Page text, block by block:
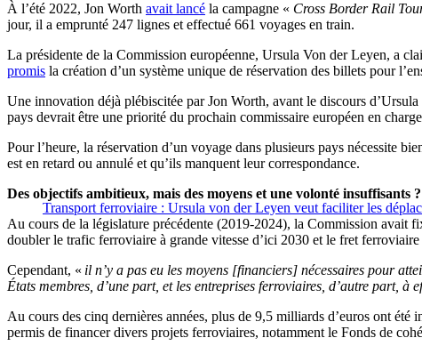
À l’été 2022, Jon Worth avait lancé la campagne « Cross Border Rail
jour, il a emprunté 247 lignes et effectué 661 voyages en train.
La présidente de la Commission européenne, Ursula Von der Leyen, a
promis la création d’un système unique de réservation des billets pour
Une innovation déjà plébiscitée par Jon Worth, avant le discours
pays devrait être une priorité du prochain commissaire européen en
Pour l’heure, la réservation d’un voyage dans plusieurs pays nécessite
est en retard ou annulé et qu’ils manquent leur correspondance.
Transport ferroviaire : Ursula von der Leyen veut faciliter les
Des objectifs ambitieux, mais des moyens et une volonté insuffisants ?
Au cours de la législature précédente (2019-2024), la Commission avait
doubler le trafic ferroviaire à grande vitesse d’ici 2030 et le fret ferroviaire
Cependant, « il n’y a pas eu les moyens [financiers] nécessaires pour
États membres, d’une part, et les entreprises ferroviaires, d’autre part, à
Au cours des cinq dernières années, plus de 9,5 milliards d’euros ont
permis de financer divers projets ferroviaires, notamment le Fonds de